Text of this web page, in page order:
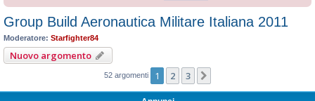
Group Build Aeronautica Militare Italiana 2011
Moderatore: Starfighter84
Nuovo argomento
52 argomenti 1 2 3